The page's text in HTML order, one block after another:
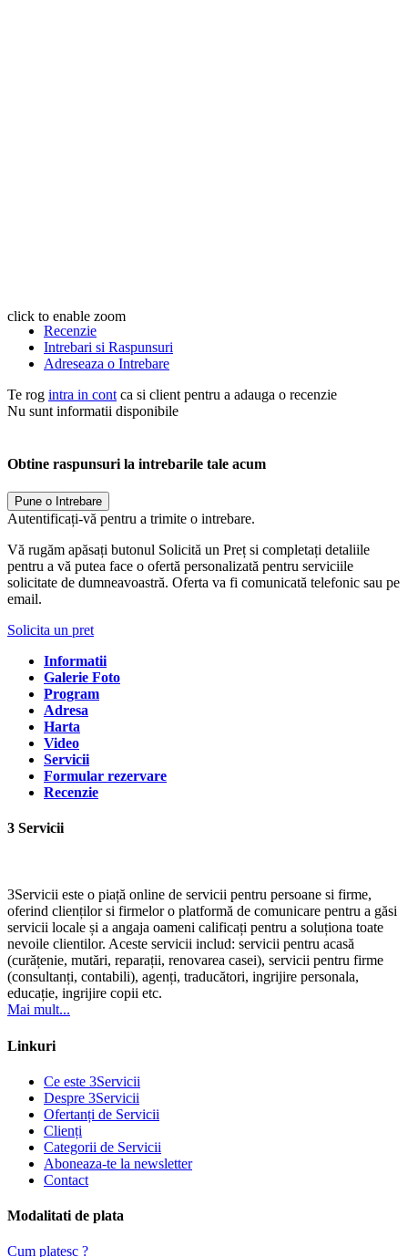
click to enable zoom
Recenzie
Intrebari si Raspunsuri
Adreseaza o Intrebare
Te rog intra in cont ca si client pentru a adauga o recenzie
Nu sunt informatii disponibile
Obtine raspunsuri la intrebarile tale acum
Pune o Intrebare
Autentificați-vă pentru a trimite o intrebare.
Vă rugăm apăsați butonul Solicită un Preț si completați detaliile
pentru a vă putea face o ofertă personalizată pentru serviciile
solicitate de dumneavoastră. Oferta va fi comunicată telefonic sau pe
email.
Solicita un pret
Informatii
Galerie Foto
Program
Adresa
Harta
Video
Servicii
Formular rezervare
Recenzie
3 Servicii
3Servicii este o piață online de servicii pentru persoane si firme,
oferind clienților si firmelor o platformă de comunicare pentru a găsi
servicii locale și a angaja oameni calificați pentru a soluționa toate
nevoile clientilor. Aceste servicii includ: servicii pentru acasă
(curățenie, mutări, reparații, renovarea casei), servicii pentru firme
(consultanți, contabili), agenți, traducători, ingrijire personala,
educație, ingrijire copii etc.
Mai mult...
Linkuri
Ce este 3Servicii
Despre 3Servicii
Ofertanți de Servicii
Clienți
Categorii de Servicii
Aboneaza-te la newsletter
Contact
Modalitati de plata
Cum platesc ?